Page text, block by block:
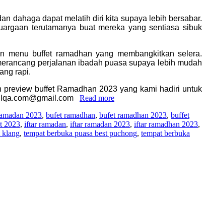
dahaga dapat melatih diri kita supaya lebih bersabar.
terutamanya buat mereka yang sentiasa sibuk
buffet ramadhan yang membangkitkan selera.
perjalanan ibadah puasa supaya lebih mudah
rapi.
preview buffet Ramadhan 2023 yang kami hadiri untuk
Read more
2023, bufet ramadhan, bufet ramadhan 2023, buffet
2023, iftar ramadan, iftar ramadan 2023, iftar ramadhan 2023,
klang, tempat berbuka puasa best puchong, tempat berbuka